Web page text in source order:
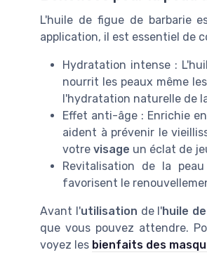
L'huile de figue de barbarie
application, il est essentiel de
Hydratation intense :
nourrit les peaux même
l'hydratation naturelle de
Effet anti-âge : Enrichie
aident à prévenir le
votre visage un éclat de
Revitalisation de la
favorisent le
Avant l'utilisation de l'huile
que vous pouvez attendre.
voyez les bienfaits des